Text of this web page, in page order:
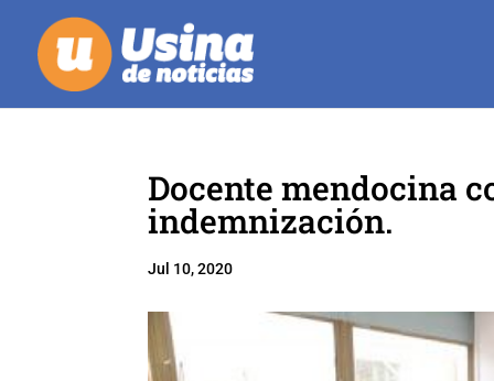
Docente mendocina
indemnización.
Jul 10, 2020